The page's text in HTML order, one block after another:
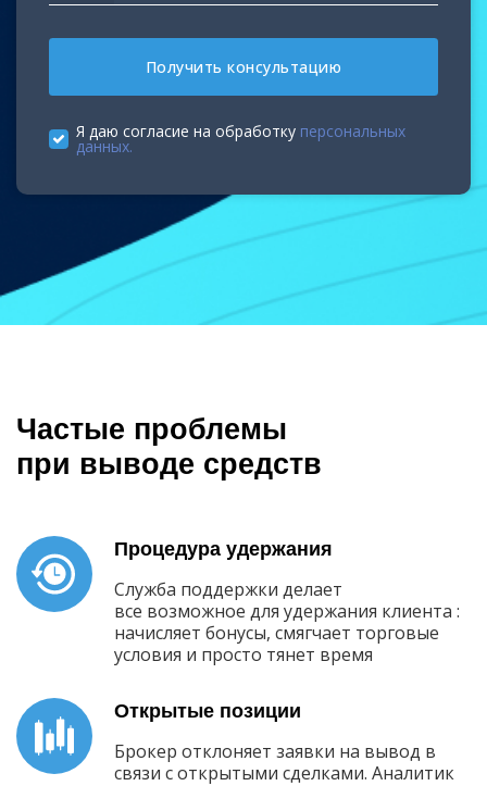
States
Получить консультацию
Я даю согласие на обработку персональных
данных.
Частые проблемы
при выводе средств
Процедура удержания
Служба поддержки делает
все возможное для удержания клиента :
начисляет бонусы, смягчает торговые
условия и просто тянет время
Открытые позиции
Брокер отклоняет заявки на вывод в
связи с открытыми сделками. Аналитик